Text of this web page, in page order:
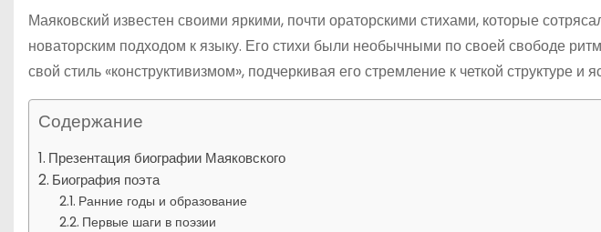
Маяковский известен своими яркими, почти ораторскими стихами, которые
новаторским подходом к языку. Его стихи были необычными по своей свободе
свой стиль «конструктивизмом», подчеркивая его стремление к четкой структуре и
Содержание
Презентация биографии Маяковского
Биография поэта
Ранние годы и образование
Первые шаги в поэзии